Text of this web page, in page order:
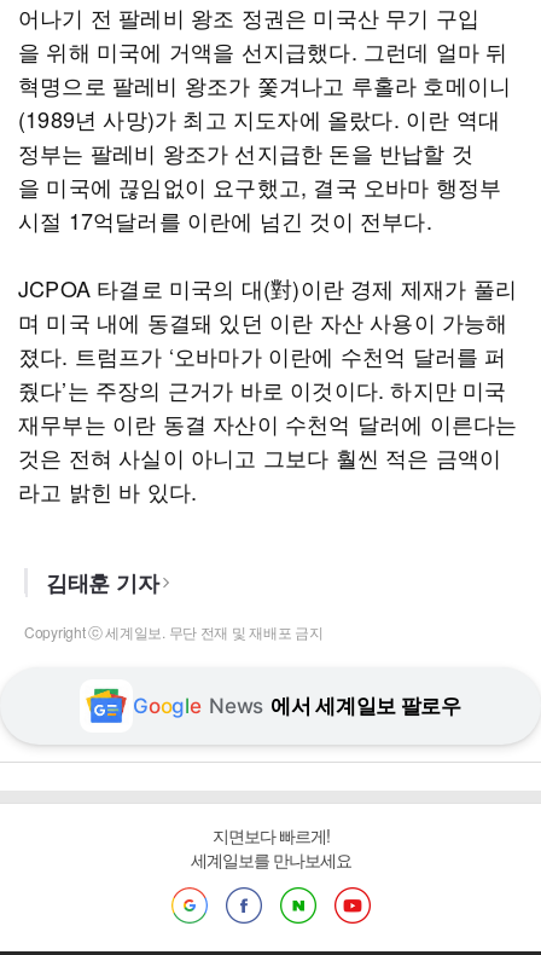
어나기 전 팔레비 왕조 정권은 미국산 무기 구입
을 위해 미국에 거액을 선지급했다. 그런데 얼마 뒤
혁명으로 팔레비 왕조가 쫓겨나고 루홀라 호메이니
(1989년 사망)가 최고 지도자에 올랐다. 이란 역대
정부는 팔레비 왕조가 선지급한 돈을 반납할 것
을 미국에 끊임없이 요구했고, 결국 오바마 행정부
시절 17억달러를 이란에 넘긴 것이 전부다.
JCPOA 타결로 미국의 대(對)이란 경제 제재가 풀리
며 미국 내에 동결돼 있던 이란 자산 사용이 가능해
졌다. 트럼프가 ‘오바마가 이란에 수천억 달러를 퍼
줬다’는 주장의 근거가 바로 이것이다. 하지만 미국
재무부는 이란 동결 자산이 수천억 달러에 이른다는
것은 전혀 사실이 아니고 그보다 훨씬 적은 금액이
라고 밝힌 바 있다.
김태훈 기자
Copyright ⓒ 세계일보. 무단 전재 및 재배포 금지
Google News 에서 세계일보 팔로우
지면보다 빠르게!
세계일보를 만나보세요